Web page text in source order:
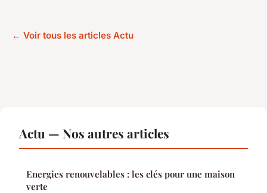
← Voir tous les articles Actu
Actu — Nos autres articles
Energies renouvelables : les clés pour une maison
verte